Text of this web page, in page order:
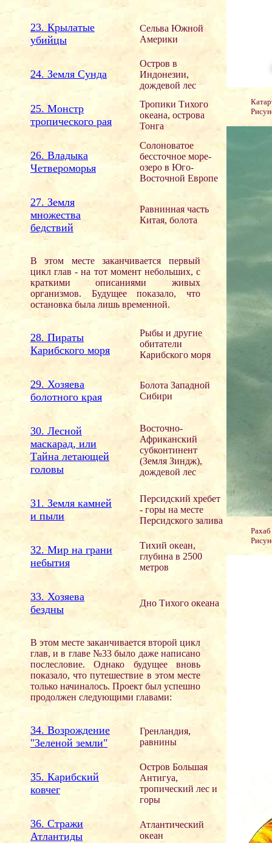
23. Крылатые
убийцы
Сельва Южной
Америки
24. Земля Сунда
Остров в
Индонезии,
дождевой лес
25. Монстр
тропического рая
Тропики Тихого
океана, острова
Тонга
26. Владыка
Четвероморья
Солоноватое
бессточное море-
озеро в Юго-
Восточной Европе
27. Земля
множества
бедствий
Равнинная часть
Китая, болота
В этом месте заканчивается первый
цикл глав - на тот момент небольших, с
краткими описаниями живых
организмов. Будущее показало, что
остановка была лишь временной.
28. Пираты
Карибского моря
Рыбы и другие
обитатели
Карибского моря
29. Хозяева
болотного края
Болота Западной
Сибири
30. Лесной
маскарад, или
Тайна летающей
головы
Восточно-
Африканский
субконтинент
(Земля Зиндж),
дождевой лес
31. Земля камней
и пыли
Персидский хребет
- горы на месте
Персидского залива
32. Мир на грани
небытия
Тихий океан,
глубина в 2500
метров
33. Хозяева
бездны
Дно Тихого океана
В этом месте заканчивается второй цикл
глав, и в главе №33 было даже написано
послесловие. Однако будущее вновь
показало, что путешествие в этом месте
только начиналось. Проект был успешно
продолжен следующими главами:
34. Возрождение
"Зеленой земли"
Гренландия,
равнины
35. Карибский
ковчег
Остров Большая
Антигуа,
тропический лес и
горы
36. Стражи
Атлантиды
Атлантический
океан